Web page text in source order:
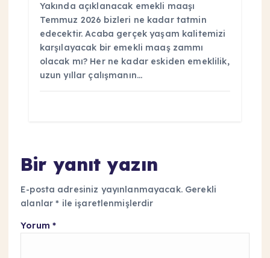
Yakında açıklanacak emekli maaşı
Temmuz 2026 bizleri ne kadar tatmin
edecektir. Acaba gerçek yaşam kalitemizi
karşılayacak bir emekli maaş zammı
olacak mı? Her ne kadar eskiden emeklilik,
uzun yıllar çalışmanın…
Bir yanıt yazın
E-posta adresiniz yayınlanmayacak. Gerekli
alanlar* ile işaretlenmişlerdir
Yorum *